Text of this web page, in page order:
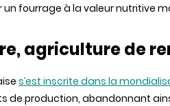
fourrage à la valeur nutritive
agriculture de
s’est inscrite dans la
de production, abandonnant